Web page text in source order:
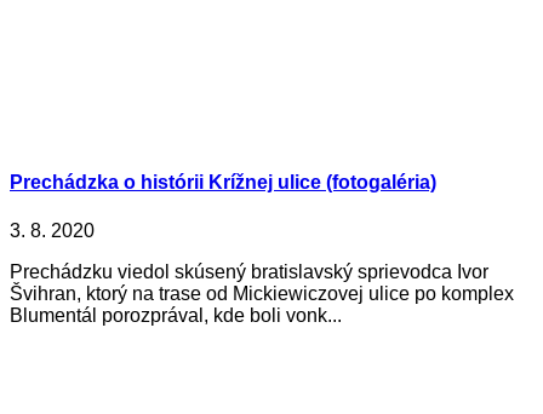
Prechádzka o histórii Krížnej ulice (fotogaléria)
3. 8. 2020
Prechádzku viedol skúsený bratislavský sprievodca Ivor
Švihran, ktorý na trase od Mickiewiczovej ulice po komplex
Blumentál porozprával, kde boli vonk...